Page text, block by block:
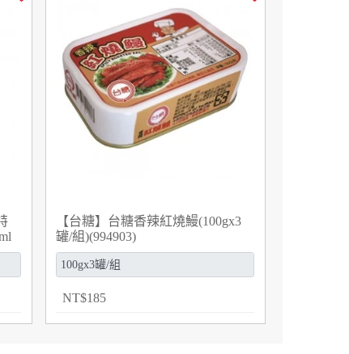
【台糖】台糖香辣紅燒鰻(100gx3
罐/組)(994903)
NT$185